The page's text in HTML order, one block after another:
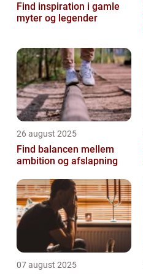
Find inspiration i gamle
myter og legender
26 august 2025
Find balancen mellem
ambition og afslapning
07 august 2025